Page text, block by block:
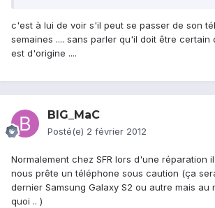
c'est à lui de voir s'il peut se passer de son
semaines .... sans parler qu'il doit être certain
est d'origine ....
BIG_MaC
Posté(e) 2 février 2012
Normalement chez SFR lors d'une réparation
nous prête un téléphone sous caution (ça
dernier Samsung Galaxy S2 ou autre mais au
quoi .. )